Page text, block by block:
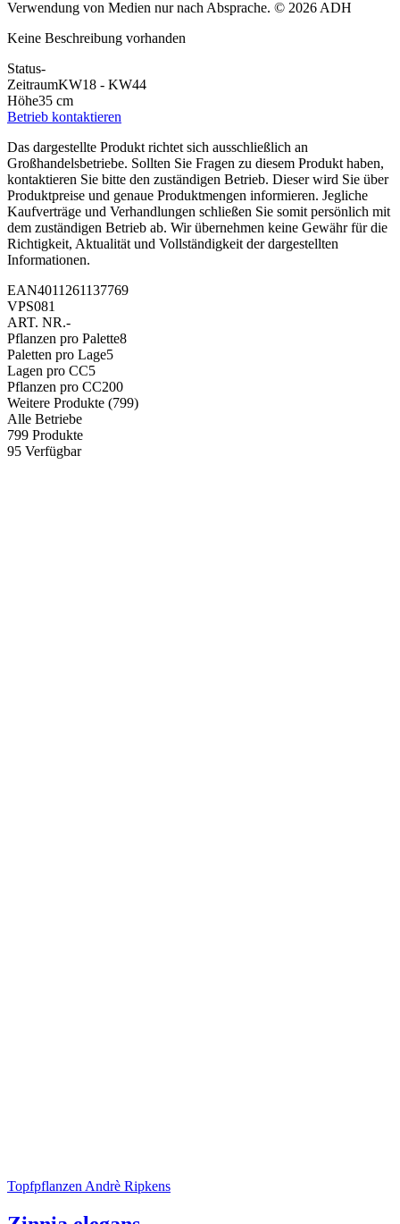
Verwendung von Medien nur nach Absprache. © 2026 ADH
Keine Beschreibung vorhanden
Status-
ZeitraumKW18 - KW44
Höhe35 cm
Betrieb kontaktieren
Das dargestellte Produkt richtet sich ausschließlich an
Großhandelsbetriebe. Sollten Sie Fragen zu diesem Produkt haben,
kontaktieren Sie bitte den zuständigen Betrieb. Dieser wird Sie über
Produktpreise und genaue Produktmengen informieren. Jegliche
Kaufverträge und Verhandlungen schließen Sie somit persönlich mit
dem zuständigen Betrieb ab. Wir übernehmen keine Gewähr für die
Richtigkeit, Aktualität und Vollständigkeit der dargestellten
Informationen.
EAN4011261137769
VPS081
ART. NR.-
Pflanzen pro Palette8
Paletten pro Lage5
Lagen pro CC5
Pflanzen pro CC200
Weitere Produkte (799)
Alle Betriebe
799 Produkte
95 Verfügbar
Topfpflanzen Andrè Ripkens